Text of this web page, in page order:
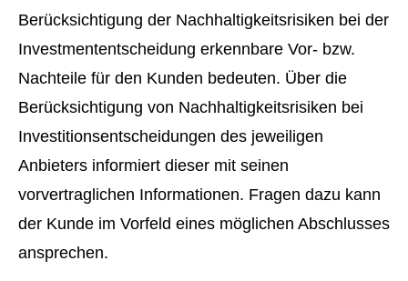
Berücksichtigung der Nachhaltigkeitsrisiken bei der
Investmententscheidung erkennbare Vor- bzw.
Nachteile für den Kunden bedeuten. Über die
Berücksichtigung von Nachhaltigkeitsrisiken bei
Investitionsentscheidungen des jeweiligen
Anbieters informiert dieser mit seinen
vorvertraglichen Informationen. Fragen dazu kann
der Kunde im Vorfeld eines möglichen Abschlusses
ansprechen.